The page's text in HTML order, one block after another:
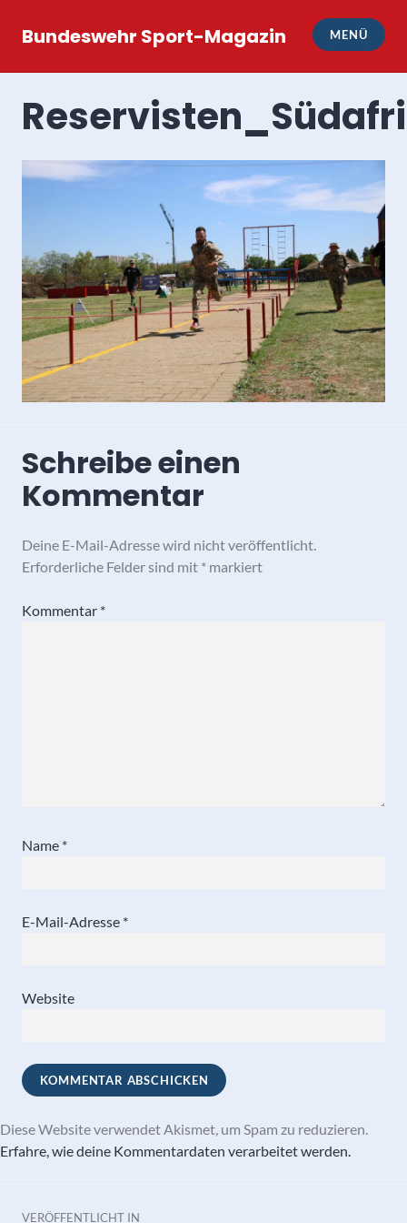
InhaltBundeswehr Sport-Magazin MENÜ
Schreibe einen
Kommentar
Deine E-Mail-Adresse wird nicht veröffentlicht.
Erforderliche Felder sind mit * markiert
Kommentar *
Name *
E-Mail-Adresse *
Website
Diese Website verwendet Akismet, um Spam zu reduzieren.
Erfahre, wie deine Kommentardaten verarbeitet werden.
VERÖFFENTLICHT IN